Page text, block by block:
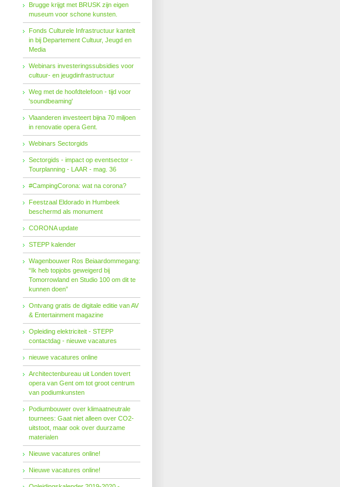
Brugge krijgt met BRUSK zijn eigen
museum voor schone kunsten.
Fonds Cul­tu­re­le In­fra­struc­tuur kan­telt
in bij De­par­te­ment Cul­tuur, Jeugd en
Me­dia
Webinars investeringssubsidies voor
cultuur- en jeugdinfrastructuur
Weg met de hoofdtelefoon - tijd voor
'soundbeaming'
Vlaanderen investeert bijna 70 miljoen
in renovatie opera Gent.
Webinars Sectorgids
Sectorgids - impact op eventsector -
Tourplanning - LAAR - mag. 36
#CampingCorona: wat na corona?
Feestzaal Eldorado in Humbeek
beschermd als monument
CORONA update
STEPP kalender
Wagenbouwer Ros Beiaardommegang:
“Ik heb topjobs geweigerd bij
Tomorrowland en Studio 100 om dit te
kunnen doen”
Ontvang gratis de digitale editie van AV
& Entertainment magazine
Opleiding elektriciteit - STEPP
contactdag - nieuwe vacatures
nieuwe vacatures online
Architectenbureau uit Londen tovert
opera van Gent om tot groot centrum
van podiumkunsten
Podiumbouwer over klimaatneutrale
tournees: Gaat niet alleen over CO2-
uitstoot, maar ook over duurzame
materialen
Nieuwe vacatures online!
Nieuwe vacatures online!